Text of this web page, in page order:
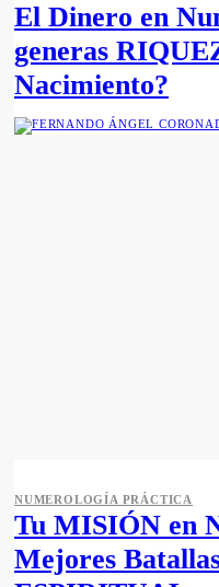
El Dinero en
generas
Nacimiento?
NUMEROLOGÍA PRÁCTICA
Tu MISIÓN en
Mejores